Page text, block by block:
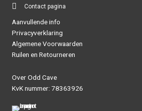
Contact pagina
Aanvullende info
Privacyverklaring
Algemene Voorwaarden
Ruilen en Retourneren
Over Odd Cave
KvK nummer: 78363926